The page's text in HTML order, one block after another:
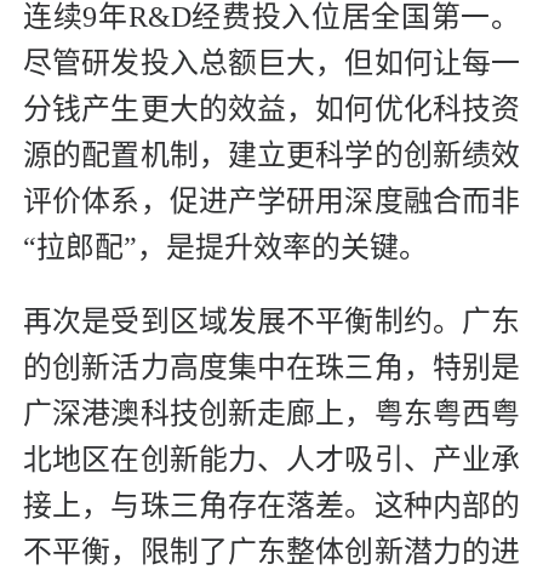
连续9年R&D经费投入位居全国第一。
尽管研发投入总额巨大，但如何让每一
分钱产生更大的效益，如何优化科技资
源的配置机制，建立更科学的创新绩效
评价体系，促进产学研用深度融合而非
“拉郎配”，是提升效率的关键。
再次是受到区域发展不平衡制约。广东
的创新活力高度集中在珠三角，特别是
广深港澳科技创新走廊上，粤东粤西粤
北地区在创新能力、人才吸引、产业承
接上，与珠三角存在落差。这种内部的
不平衡，限制了广东整体创新潜力的进